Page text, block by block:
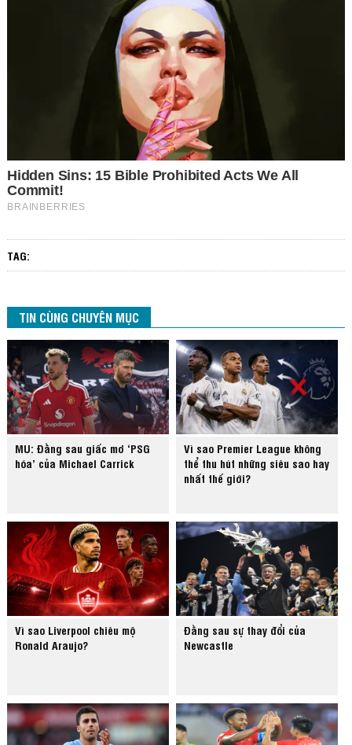
TAG:
TIN CÙNG CHUYÊN MỤC
MU: Đằng sau giấc mơ ‘PSG
hóa’ của Michael Carrick
Vì sao Premier League không
thể thu hút những siêu sao hay
nhất thế giới?
Vì sao Liverpool chiêu mộ
Ronald Araujo?
Đằng sau sự thay đổi của
Newcastle